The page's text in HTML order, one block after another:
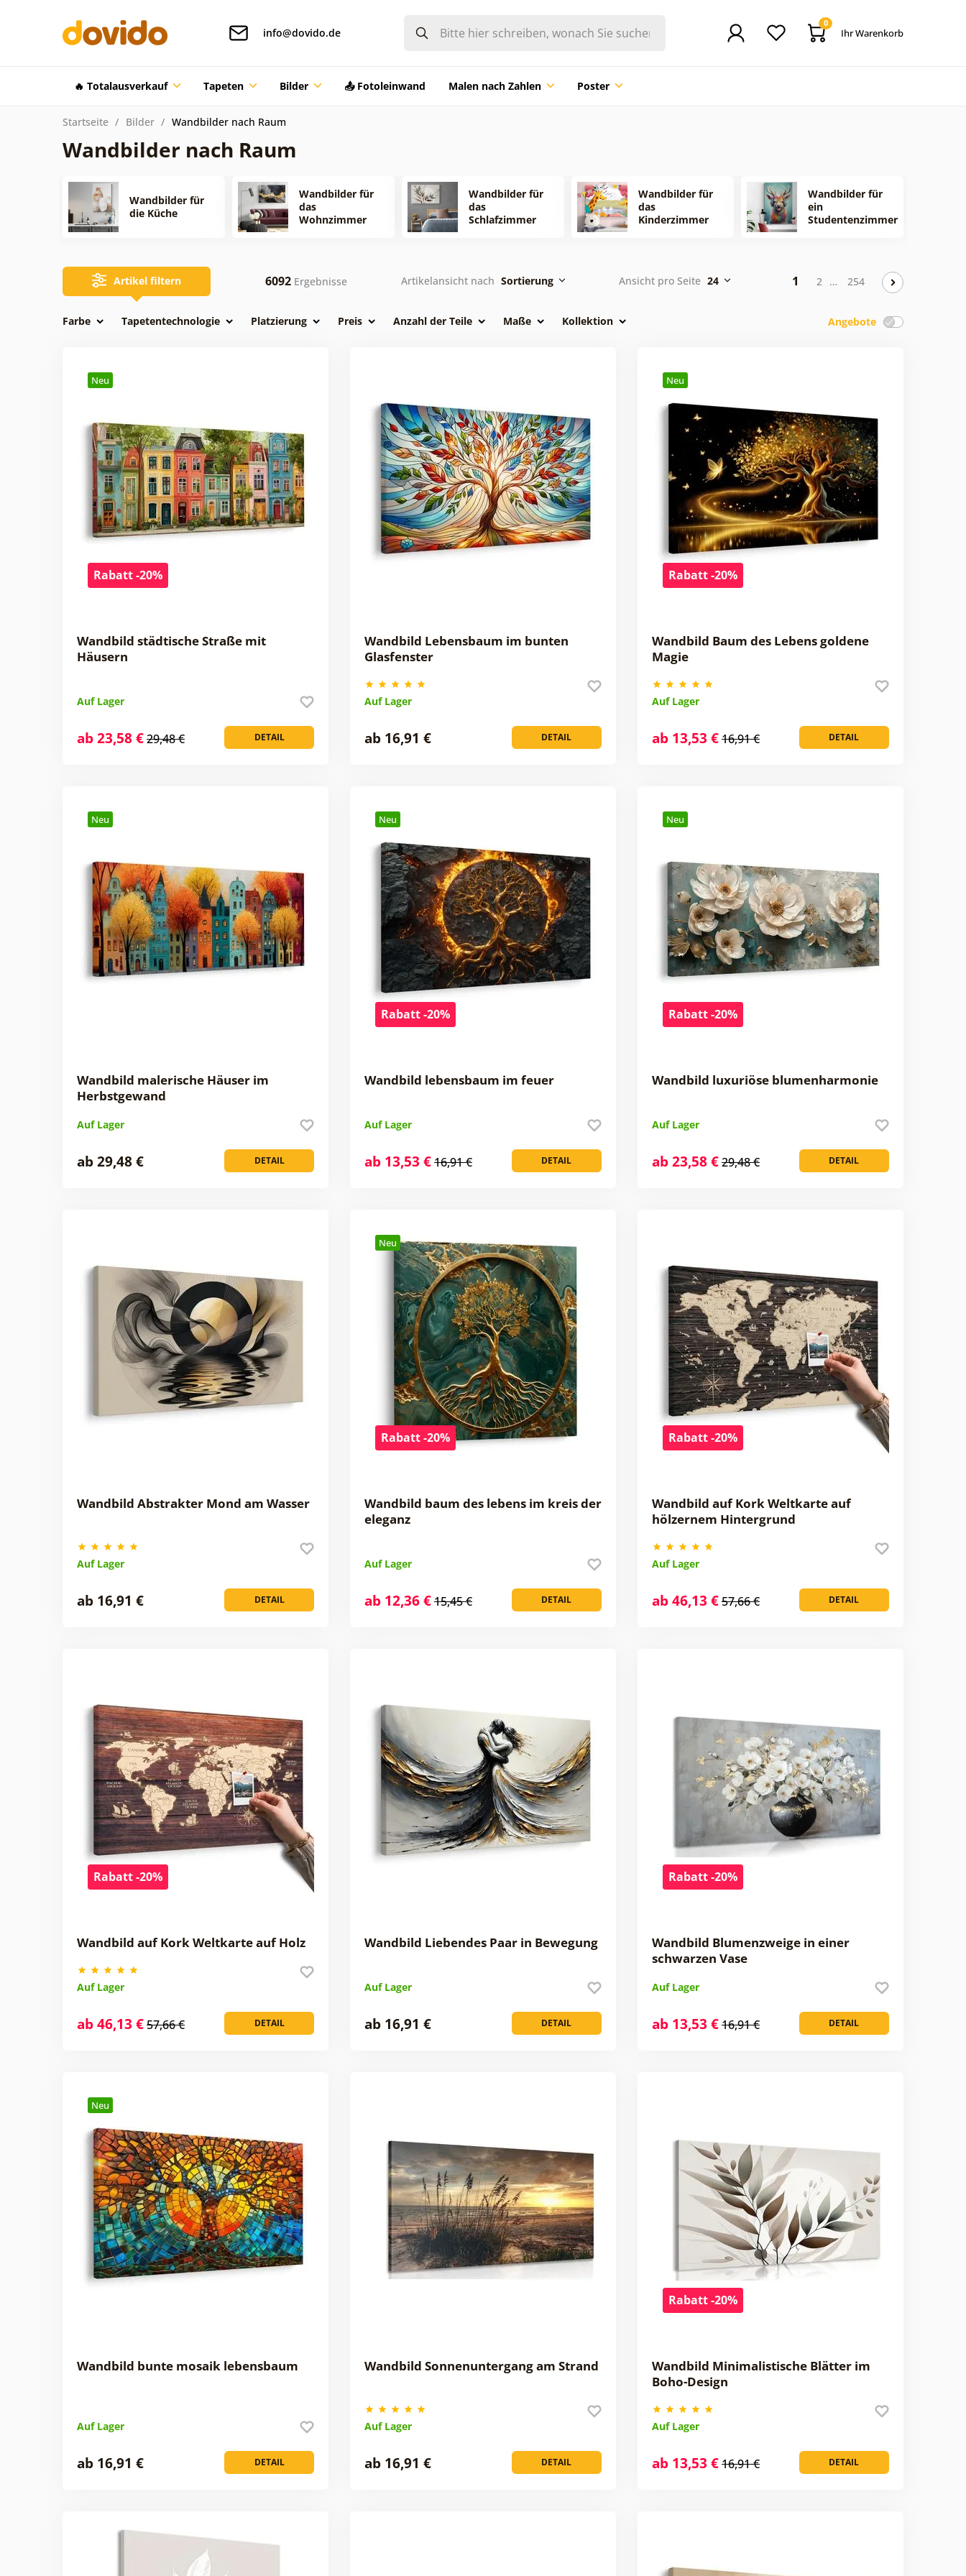
info@dovido.de
0
Ihr Warenkorb
🔥 Totalausverkauf Tapeten Bilder 📤 Fotoleinwand Malen nach Zahlen Poster
Startseite Bilder Wandbilder nach Raum
Wandbilder nach Raum
Wandbilder für
die Küche
Wandbilder für
das
Wohnzimmer
Wandbilder für
das
Schlafzimmer
Wandbilder für
das
Kinderzimmer
Wandbilder für
ein
Studentenzimmer
Artikel filtern 6092Ergebnisse Artikelansicht nach Sortierung Ansicht pro Seite 24 1 2 … 254
Angebote
Farbe Tapetentechnologie Platzierung Preis Anzahl der Teile Maße Kollektion
Neu
Rabatt -20%
Wandbild städtische Straße mit
Häusern
Auf Lager
DETAIL
ab 23,58 €29,48 €
Wandbild Lebensbaum im bunten
Glasfenster
Auf Lager
DETAIL
ab 16,91 €
Neu
Rabatt -20%
Wandbild Baum des Lebens goldene
Magie
Auf Lager
DETAIL
ab 13,53 €16,91 €
Neu
Wandbild malerische Häuser im
Herbstgewand
Auf Lager
DETAIL
ab 29,48 €
Neu
Rabatt -20%
Wandbild lebensbaum im feuer
Auf Lager
DETAIL
ab 13,53 €16,91 €
Neu
Rabatt -20%
Wandbild luxuriöse blumenharmonie
Auf Lager
DETAIL
ab 23,58 €29,48 €
Wandbild Abstrakter Mond am Wasser
Auf Lager
DETAIL
ab 16,91 €
Neu
Rabatt -20%
Wandbild baum des lebens im kreis der
eleganz
Auf Lager
DETAIL
ab 12,36 €15,45 €
Rabatt -20%
Wandbild auf Kork Weltkarte auf
hölzernem Hintergrund
Auf Lager
DETAIL
ab 46,13 €57,66 €
Rabatt -20%
Wandbild auf Kork Weltkarte auf Holz
Auf Lager
DETAIL
ab 46,13 €57,66 €
Wandbild Liebendes Paar in Bewegung
Auf Lager
DETAIL
ab 16,91 €
Rabatt -20%
Wandbild Blumenzweige in einer
schwarzen Vase
Auf Lager
DETAIL
ab 13,53 €16,91 €
Neu
Wandbild bunte mosaik lebensbaum
Auf Lager
DETAIL
ab 16,91 €
Wandbild Sonnenuntergang am Strand
Auf Lager
DETAIL
ab 16,91 €
Rabatt -20%
Wandbild Minimalistische Blätter im
Boho-Design
Auf Lager
DETAIL
ab 13,53 €16,91 €